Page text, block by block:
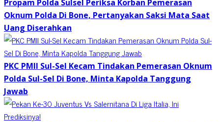
Propam Polda Sulsel Periksa Korban Pemerasan
Oknum Polda Di Bone, Pertanyakan Saksi Mata Saat
Uang Diserahkan
PKC PMII Sul-Sel Kecam Tindakan Pemerasan Oknum
Polda Sul-Sel Di Bone, Minta Kapolda Tanggung
Jawab